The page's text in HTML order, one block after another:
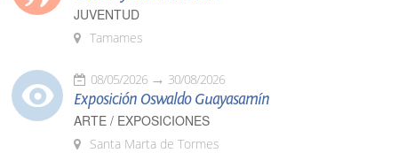
JUVENTUD
Tamames
08/05/2026 30/08/2026
Exposición Oswaldo Guayasamín
ARTE / EXPOSICIONES
Santa Marta de Tormes